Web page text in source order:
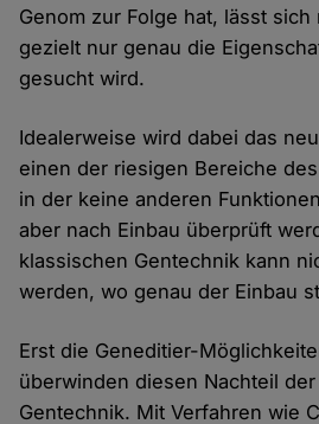
Genom zur Folge hat, lässt sich
gezielt nur genau die
gesucht wird.
Idealerweise wird dabei das
einen der riesigen Bereiche
in der keine anderen
aber nach Einbau überprüft
klassischen Gentechnik kann
werden, wo genau der Einbau
Erst die Geneditier-
überwinden diesen Nachteil
Gentechnik. Mit Verfahren wie